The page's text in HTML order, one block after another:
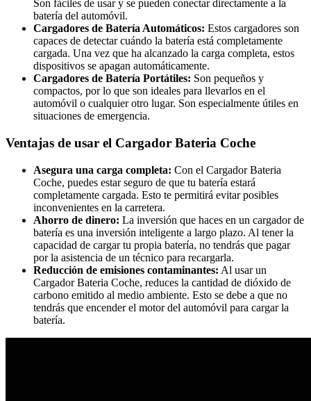
Son fáciles de usar y se pueden conectar directamente a la
batería del automóvil.
Cargadores de Batería Automáticos: Estos cargadores son
capaces de detectar cuándo la batería está completamente
cargada. Una vez que ha alcanzado la carga completa, estos
dispositivos se apagan automáticamente.
Cargadores de Batería Portátiles: Son pequeños y
compactos, por lo que son ideales para llevarlos en el
automóvil o cualquier otro lugar. Son especialmente útiles en
situaciones de emergencia.
Ventajas de usar el Cargador Bateria Coche
Asegura una carga completa: Con el Cargador Bateria
Coche, puedes estar seguro de que tu batería estará
completamente cargada. Esto te permitirá evitar posibles
inconvenientes en la carretera.
Ahorro de dinero: La inversión que haces en un cargador de
batería es una inversión inteligente a largo plazo. Al tener la
capacidad de cargar tu propia batería, no tendrás que pagar
por la asistencia de un técnico para recargarla.
Reducción de emisiones contaminantes: Al usar un
Cargador Bateria Coche, reduces la cantidad de dióxido de
carbono emitido al medio ambiente. Esto se debe a que no
tendrás que encender el motor del automóvil para cargar la
batería.